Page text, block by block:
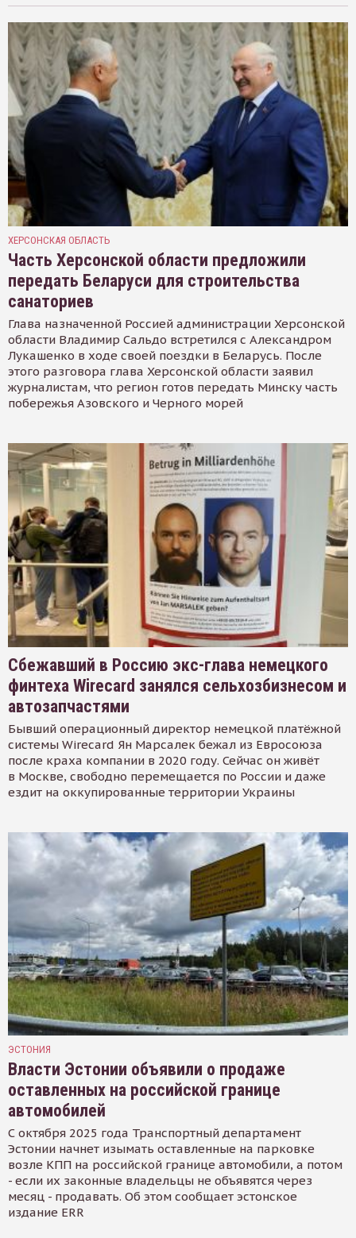
ХЕРСОНСКАЯ ОБЛАСТЬ
Часть Херсонской области предложили
передать Беларуси для строительства
санаториев
Глава назначенной Россией администрации Херсонской
области Владимир Сальдо встретился с Александром
Лукашенко в ходе своей поездки в Беларусь. После
этого разговора глава Херсонской области заявил
журналистам, что регион готов передать Минску часть
побережья Азовского и Черного морей
Сбежавший в Россию экс-глава немецкого
финтеха Wirecard занялся сельхозбизнесом и
автозапчастями
Бывший операционный директор немецкой платёжной
системы Wirecard Ян Марсалек бежал из Евросоюза
после краха компании в 2020 году. Сейчас он живёт
в Москве, свободно перемещается по России и даже
ездит на оккупированные территории Украины
ЭСТОНИЯ
Власти Эстонии объявили о продаже
оставленных на российской границе
автомобилей
С октября 2025 года Транспортный департамент
Эстонии начнет изымать оставленные на парковке
возле КПП на российской границе автомобили, а потом
- если их законные владельцы не объявятся через
месяц - продавать. Об этом сообщает эстонское
издание ERR